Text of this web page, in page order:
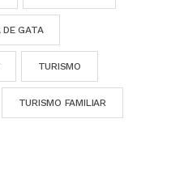
DE GATA
TURISMO
TURISMO FAMILIAR